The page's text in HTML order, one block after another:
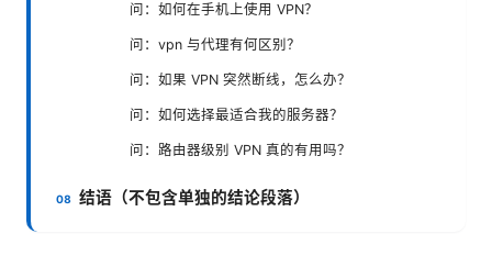
问：如何在手机上使用 VPN？
问：vpn 与代理有何区别？
问：如果 VPN 突然断线，怎么办？
问：如何选择最适合我的服务器？
问：路由器级别 VPN 真的有用吗？
结语（不包含单独的结论段落）